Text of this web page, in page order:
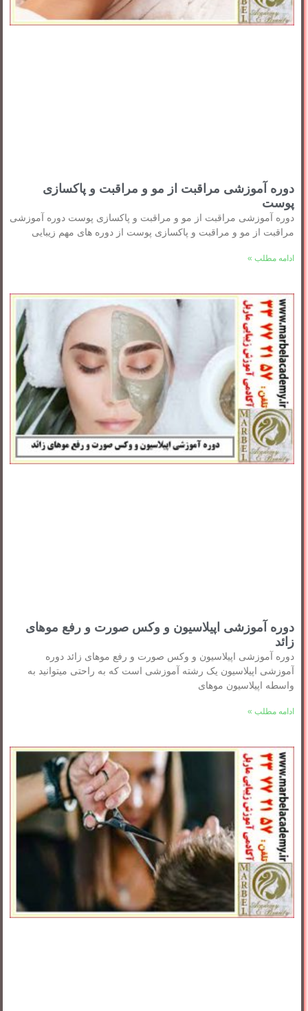
دوره آموزشی مراقبت از مو و مراقبت و پاکسازی
پوست
دوره آموزشی مراقبت از مو و مراقبت و پاکسازی پوست دوره آموزشی
مراقبت از مو و مراقبت و پاکسازی پوست از دوره های مهم زیبایی
ادامه مطلب »
دوره آموزشی اپیلاسیون و وکس صورت و رفع موهای
زائد
دوره آموزشی اپیلاسیون و وکس صورت و رفع موهای زائد دوره
آموزشی اپیلاسیون یک رشته آموزشی است که به راحتی میتوانید به
واسطه اپیلاسیون موهای
ادامه مطلب »